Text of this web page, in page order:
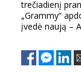
trečiadienį
„Grammy“
įvedė naują –